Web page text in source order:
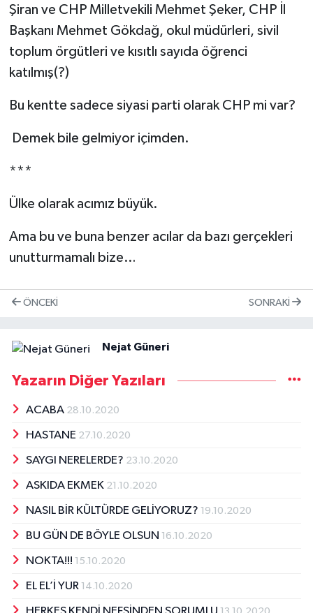
Şiran ve CHP Milletvekili Mehmet Şeker, CHP İl
Başkanı Mehmet Gökdağ, okul müdürleri, sivil
toplum örgütleri ve kısıtlı sayıda öğrenci
katılmış(?)
Bu kentte sadece siyasi parti olarak CHP mi var?
Demek bile gelmiyor içimden.
***
Ülke olarak acımız büyük.
Ama bu ve buna benzer acılar da bazı gerçekleri
unutturmamalı bize…
ÖNCEKI SONRAKI
Nejat Güneri
Yazarın Diğer Yazıları
ACABA 28.10.2020
HASTANE 27.10.2020
SAYGI NERELERDE? 23.10.2020
ASKIDA EKMEK 21.10.2020
NASIL BİR KÜLTÜRDE GELİYORUZ? 19.10.2020
BU GÜN DE BÖYLE OLSUN 16.10.2020
NOKTA!!! 15.10.2020
EL EL’İ YUR 14.10.2020